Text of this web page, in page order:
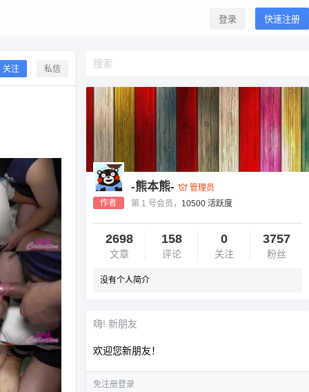
登录 快速注册
关注 私信
作者
-熊本熊-
管理员
第 1 号会员， 10500 活跃度
2698
文章
158
评论
0
关注
3757
粉丝
没有个人简介
嗨! 新朋友
欢迎您新朋友！
免注册登录